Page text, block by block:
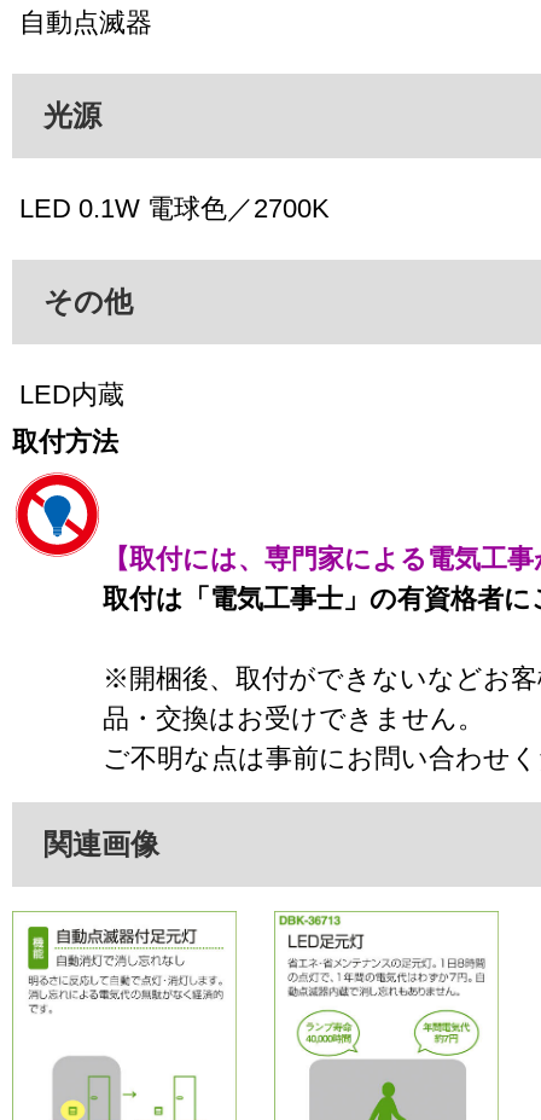
自動点滅器
光源
LED 0.1W 電球色／2700K
その他
LED内蔵
取付方法
【取付には、専門家による電気工
取付は「電気工事士」の有資格者
※開梱後、取付ができないなどお
品・交換はお受けできません。
ご不明な点は事前にお問い合わせ
関連画像